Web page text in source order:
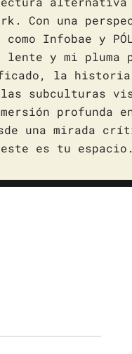
Con una
Infobae y
y mi pluma
la
subculturas
profunda
una mirada
este es tu